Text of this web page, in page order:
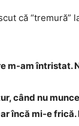
că
m-am întristat.
când nu
încă mi-e